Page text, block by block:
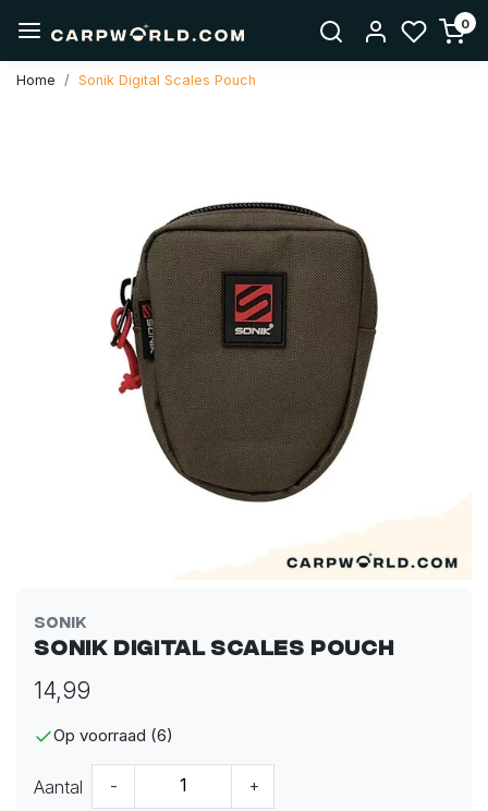
0
Home Sonik Digital Scales Pouch
Sonik
Sonik Digital Scales Pouch
14,99
Op voorraad (6)
Aantal - +